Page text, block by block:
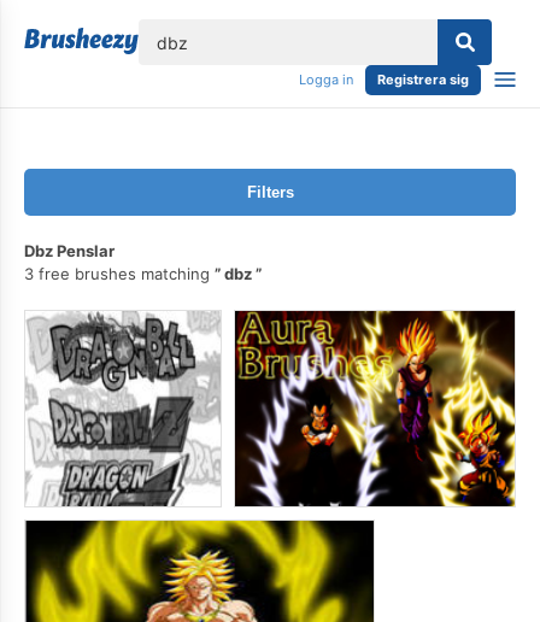
Logga in Registrera sig
Filters
Dbz Penslar
3 free brushes matching
dbz